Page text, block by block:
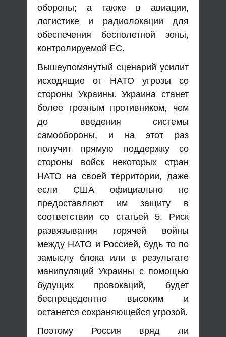
обороны; а также в авиации,
логистике и радиолокации для
обеспечения бесполетной зоны,
контролируемой ЕС.
Вышеупомянутый сценарий усилит
исходящие от НАТО угрозы со
стороны Украины. Украина станет
более грозным противником, чем
до введения системы
самообороны, и на этот раз
получит прямую поддержку со
стороны войск некоторых стран
НАТО на своей территории, даже
если США официально не
предоставляют им защиту в
соответствии со статьей 5. Риск
развязывания горячей войны
между НАТО и Россией, будь то по
замыслу блока или в результате
манипуляций Украины с помощью
будущих провокаций, будет
беспрецедентно высоким и
останется сохраняющейся угрозой.
Поэтому Россия вряд ли